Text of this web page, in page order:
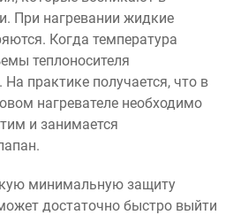
При нагревании жидкие
Когда температура
теплоносителя
практике получается, что в
нагревателе необходимо
и занимается
минимальную защиту
достаточно быстро выйти